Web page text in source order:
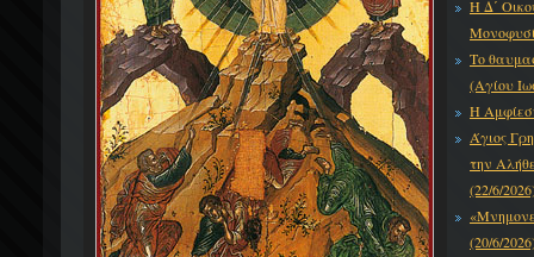
Η Δ΄
Το
(Αγίου
Η
Άγιος
την
(22/6/
(20/6/